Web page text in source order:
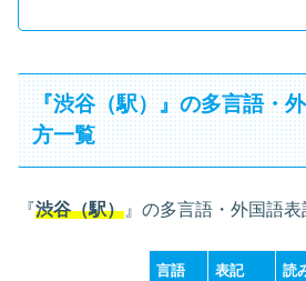
『渋谷（駅）』の多言語・
方一覧
『渋谷（駅） 』の多言語・外国語表
言語 表記 読